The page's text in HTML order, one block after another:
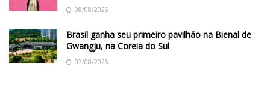
08/08/2026
Brasil ganha seu primeiro pavilhão na Bienal de
Gwangju, na Coreia do Sul
07/08/2026